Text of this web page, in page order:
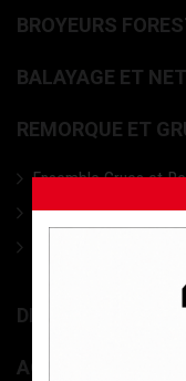
BROYEURS
BALAYAGE ET
REMORQUE ET
Ensemble Grues et
Remorques à bois
Grues de débardage
DIVERS MATÉRIEL
ACCESSOIRES